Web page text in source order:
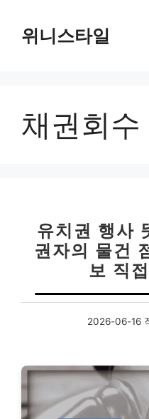
위니스타일
채권회수
유치권 행사
권자의 물건
보 직
2026-06-16